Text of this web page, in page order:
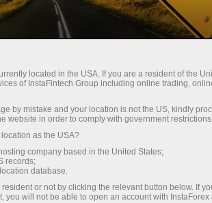
ปญ กิจกรรม Instaforex Balloon
เอื้อมมือเพื่อ
ดวงอาทิตย์
ปี 2012 ณ international trading
าง InstaForex Company ได้เปิดตัว
อย่างเป็นทางการของบริษัทอยู่บน
ตัวมันด้วย
เป็นโอกาสหนึ่งที่จะทำให้
located in the USA. If you are a resident of the
of InstaFintech Group including online trading,
by mistake and your location is not the US, kindly
website in order to comply with government
as the USA?
company based in the United States;
records;
database.
or not by clicking the relevant button below. If
you will not be able to open an account with InstaForex